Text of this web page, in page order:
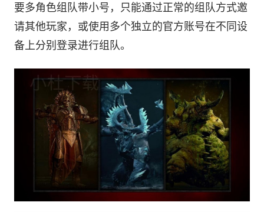
要多角色组队带小号，只能通过正常的组队方式邀
请其他玩家，或使用多个独立的官方账号在不同设
备上分别登录进行组队。